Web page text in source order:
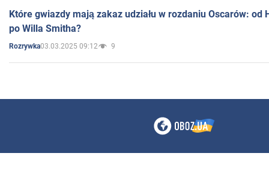
Które gwiazdy mają zakaz udziału w rozdaniu Oscarów: od
po Willa Smitha?
Rozrywka03.03.2025 09:12 9